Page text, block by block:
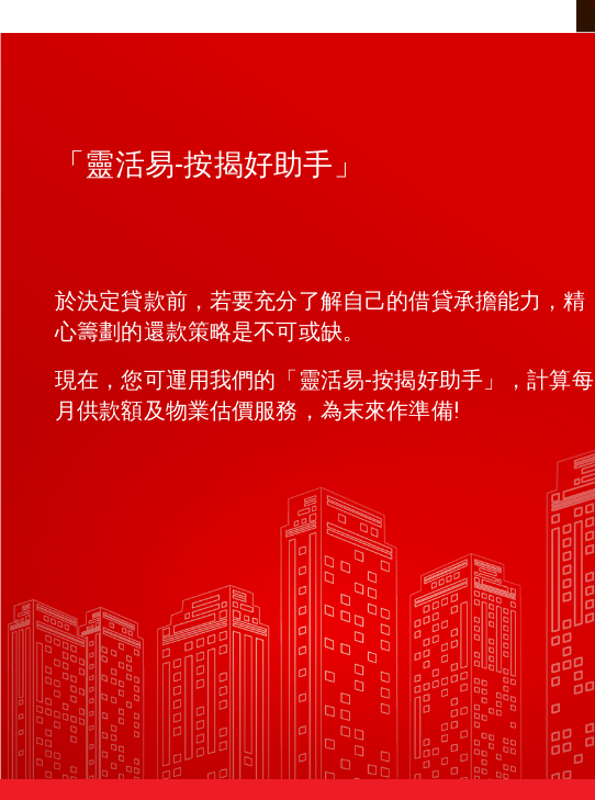
「靈活易-按揭好助手」
於決定貸款前，若要充分了解自己的借貸承擔能力，精
心籌劃的還款策略是不可或缺。
現在，您可運用我們的「靈活易-按揭好助手」，計算每
月供款額及物業估價服務，為末來作準備!